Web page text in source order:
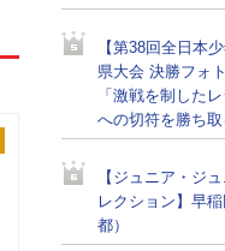
【第38回全日本
県大会 決勝フォ
「激戦を制した
への切符を勝ち取
【ジュニア・ジ
レクション】早
都）